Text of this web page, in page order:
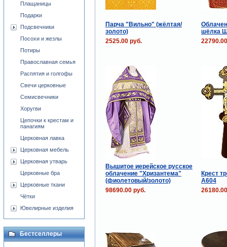
Парча "Вильно" (жёлтая/
золото)
шёлка
2525.00 руб.
Вышитое иерейское русское
облачение "Хризантема"
(фиолетовый/золото)
Крест
А604
98690.00 руб.
Плащаницы
Подарки
Подсвечники
Посохи и жезлы
Потиры
Православная семья
Распятия и голгофы
Свечи церковные
Семисвечники
Хоругви
Цепочки к крестам и
панагиям
Церковная лавка
Церковная мебель
Церковная утварь
Церковные бра
Церковные ткани
Чётки
Ювелирные изделия
Бестселлеры